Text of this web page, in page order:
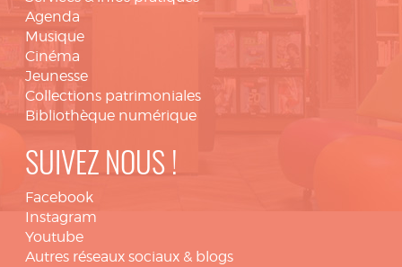
Agenda
Musique
Cinéma
Jeunesse
Collections patrimoniales
Bibliothèque numérique
SUIVEZ NOUS !
Facebook
Instagram
Youtube
Autres réseaux sociaux & blogs